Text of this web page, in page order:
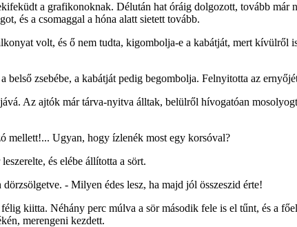
a grafikonoknak. Délután hat óráig dolgozott, tovább már
és a csomaggal a hóna alatt sietett tovább.
volt, és ő nem tudta, kigombolja-e a kabátját, mert kívülről
zsebébe, a kabátját pedig begombolja. Felnyitotta az
Az ajtók már tárva-nyitva álltak, belülről hívogatóan
mellett!... Ugyan, hogy ízlenék most egy korsóval?
és elébe állította a sört.
- Milyen édes lesz, ha majd jól összeszid érte!
kiitta. Néhány perc múlva a sör második fele is el tűnt, és a
merengeni kezdett.